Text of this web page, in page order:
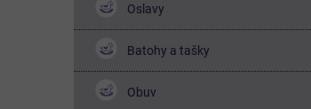
Oslavy
Batohy a tašky
Obuv